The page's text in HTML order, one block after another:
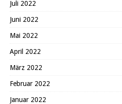
Juli 2022
Juni 2022
Mai 2022
April 2022
März 2022
Februar 2022
Januar 2022